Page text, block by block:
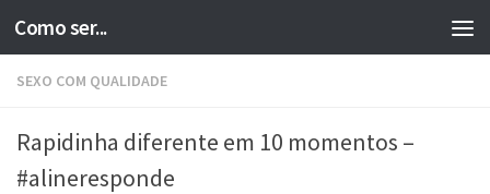
Skip to content
Como ser...
SEXO COM QUALIDADE
Rapidinha diferente em 10 momentos –
#alineresponde